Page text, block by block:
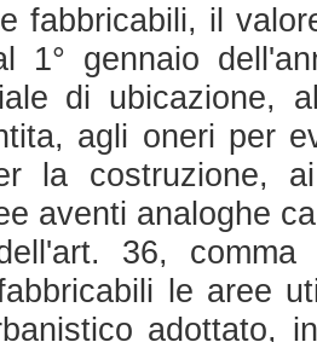
fabbricabili, il
1° gennaio
di ubicazione,
agli oneri per
la costruzione,
aventi analoghe
36,
le aree
adottato,